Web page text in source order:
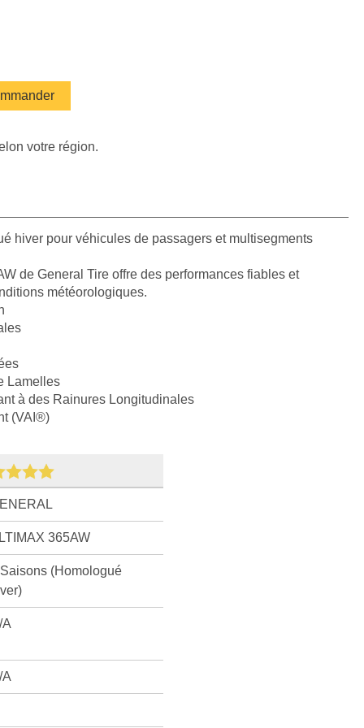
votre région.
hiver pour véhicules de passagers et multisegments
de General Tire offre des performances fiables et
météorologiques.
Lamelles
à des Rainures Longitudinales
(VAI®)
365AW
(Homologué
A
A